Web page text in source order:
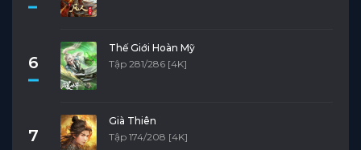
6
Thế Giới Hoàn Mỹ
Tập 281/286 [4K]
7
Già Thiên
Tập 174/208 [4K]